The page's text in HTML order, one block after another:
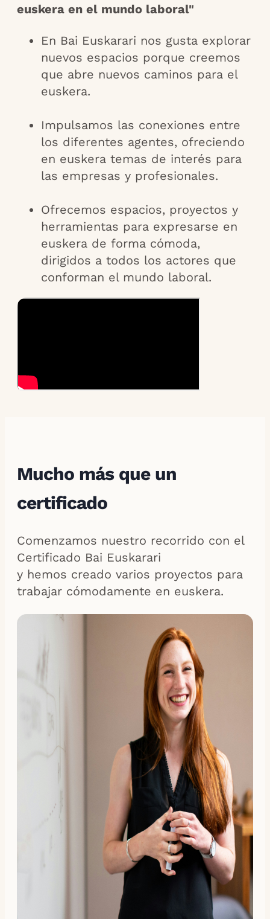
euskera en el mundo laboral"
En Bai Euskarari nos gusta explorar
nuevos espacios porque creemos
que abre nuevos caminos para el
euskera.
Impulsamos las conexiones entre
los diferentes agentes, ofreciendo
en euskera temas de interés para
las empresas y profesionales.
Ofrecemos espacios, proyectos y
herramientas para expresarse en
euskera de forma cómoda,
dirigidos a todos los actores que
conforman el mundo laboral.
Mucho más que un
certificado
Comenzamos nuestro recorrido con el
Certificado Bai Euskarari
y hemos creado varios proyectos para
trabajar cómodamente en euskera.